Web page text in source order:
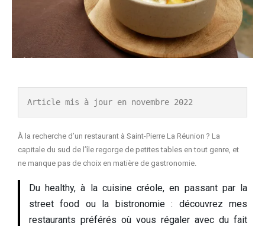
Article mis à jour en novembre 2022
À la recherche d’un restaurant à Saint-Pierre La Réunion ? La
capitale du sud de l’île regorge de petites tables en tout genre, et
ne manque pas de choix en matière de gastronomie.
Du healthy, à la cuisine créole, en passant par la
street food ou la bistronomie : découvrez mes
restaurants préférés où vous régaler avec du fait